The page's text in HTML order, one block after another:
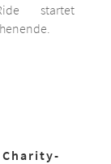
startet
Charity-